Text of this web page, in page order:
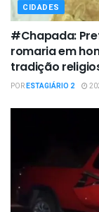
CIDADES
#Chapada:
romaria em
tradição
PORESTAGIÁRIO 2